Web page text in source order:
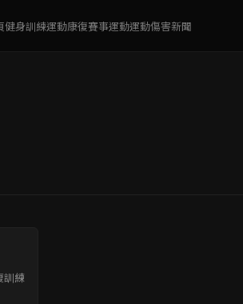
健身訓練運動康復賽事運動運動傷害新聞
訓練